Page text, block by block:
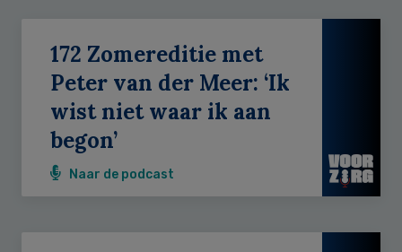
172 Zomereditie met
Peter van der Meer: ‘Ik
wist niet waar ik aan
begon’
Naar de podcast